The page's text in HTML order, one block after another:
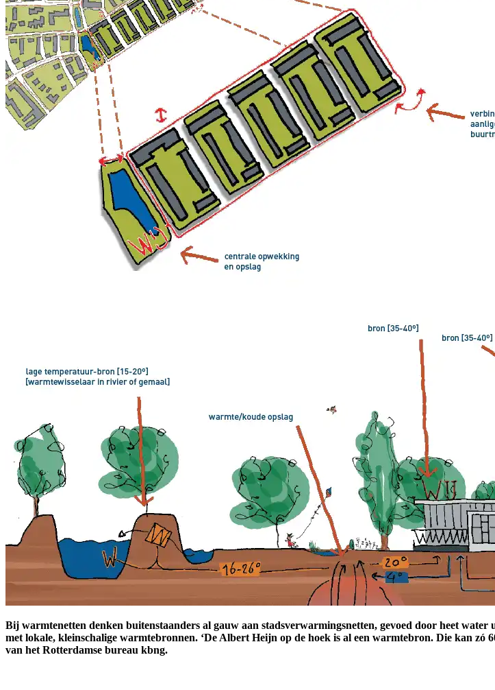
Bij warmtenetten denken buitenstaanders al gauw aan stadsverwarmingsnetten, gevoed door heet
met lokale, kleinschalige warmtebronnen. ‘De Albert Heijn op de hoek is al een warmtebron. Die kan
van het Rotterdamse bureau kbng.